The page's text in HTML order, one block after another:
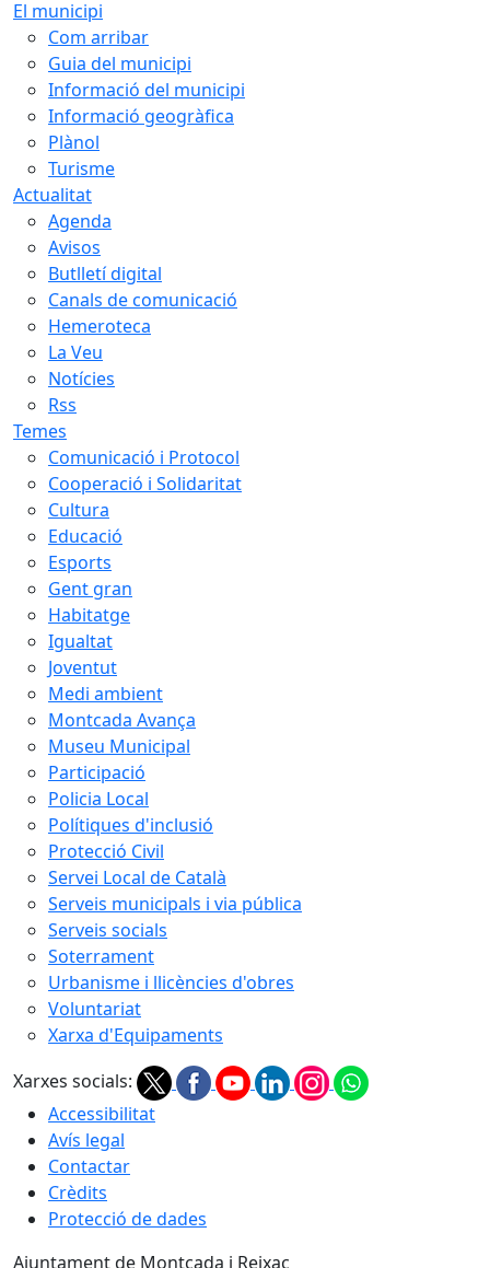
El municipi
Com arribar
Guia del municipi
Informació del municipi
Informació geogràfica
Plànol
Turisme
Actualitat
Agenda
Avisos
Butlletí digital
Canals de comunicació
Hemeroteca
La Veu
Notícies
Rss
Temes
Comunicació i Protocol
Cooperació i Solidaritat
Cultura
Educació
Esports
Gent gran
Habitatge
Igualtat
Joventut
Medi ambient
Montcada Avança
Museu Municipal
Participació
Policia Local
Polítiques d'inclusió
Protecció Civil
Servei Local de Català
Serveis municipals i via pública
Serveis socials
Soterrament
Urbanisme i llicències d'obres
Voluntariat
Xarxa d'Equipaments
Xarxes socials:
Accessibilitat
Avís legal
Contactar
Crèdits
Protecció de dades
Ajuntament de Montcada i Reixac